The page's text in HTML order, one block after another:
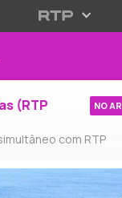
(RTP
com RTP
NO AR